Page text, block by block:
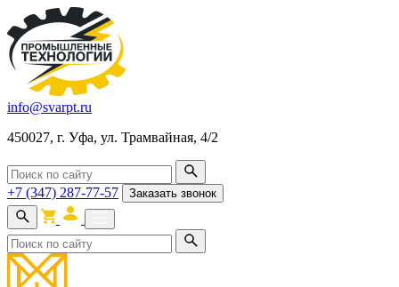
info@svarpt.ru
450027, г. Уфа, ул. Трамвайная, 4/2
+7 (347) 287-77-57 Заказать звонок